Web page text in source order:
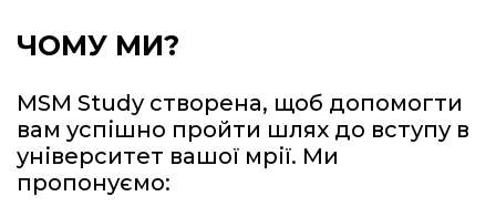
ЧОМУ МИ?
MSM Study створена, щоб допомогти
вам успішно пройти шлях до вступу в
університет вашої мрії. Ми
пропонуємо: